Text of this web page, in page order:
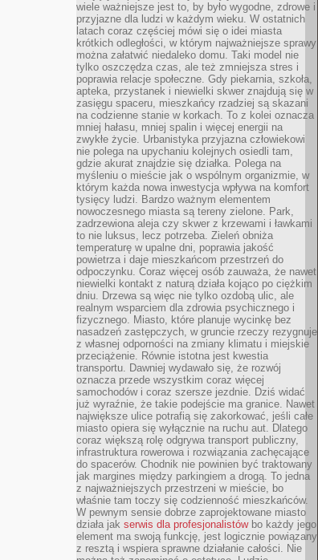
wiele ważniejsze jest to, by było wygodne, zdrowe i
przyjazne dla ludzi w każdym wieku. W ostatnich
latach coraz częściej mówi się o idei miasta
krótkich odległości, w którym najważniejsze sprawy
można załatwić niedaleko domu. Taki model nie
tylko oszczędza czas, ale też zmniejsza stres i
poprawia relacje społeczne. Gdy piekarnia, szkoła,
apteka, przystanek i niewielki skwer znajdują się w
zasięgu spaceru, mieszkańcy rzadziej są skazani
na codzienne stanie w korkach. To z kolei oznacza
mniej hałasu, mniej spalin i więcej energii na
zwykłe życie. Urbanistyka przyjazna człowiekowi
nie polega na upychaniu kolejnych osiedli tam,
gdzie akurat znajdzie się działka. Polega na
myśleniu o mieście jak o wspólnym organizmie, w
którym każda nowa inwestycja wpływa na komfort
tysięcy ludzi. Bardzo ważnym elementem
nowoczesnego miasta są tereny zielone. Park,
zadrzewiona aleja czy skwer z krzewami i ławkami
to nie luksus, lecz potrzeba. Zieleń obniża
temperaturę w upalne dni, poprawia jakość
powietrza i daje mieszkańcom przestrzeń do
odpoczynku. Coraz więcej osób zauważa, że nawet
niewielki kontakt z naturą działa kojąco po ciężkim
dniu. Drzewa są więc nie tylko ozdobą ulic, ale
realnym wsparciem dla zdrowia psychicznego i
fizycznego. Miasto, które planuje wycinkę bez
nasadzeń zastępczych, w gruncie rzeczy rezygnuje
z własnej odporności na zmiany klimatu i miejskie
przeciążenie. Równie istotna jest kwestia
transportu. Dawniej wydawało się, że rozwój
oznacza przede wszystkim coraz więcej
samochodów i coraz szersze jezdnie. Dziś widać
już wyraźnie, że takie podejście ma granice. Nawet
największe ulice potrafią się zakorkować, jeśli całe
miasto opiera się wyłącznie na ruchu aut. Dlatego
coraz większą rolę odgrywa transport publiczny,
infrastruktura rowerowa i rozwiązania zachęcające
do spacerów. Chodnik nie powinien być traktowany
jak margines między parkingiem a drogą. To jedna
z najważniejszych przestrzeni w mieście, bo
właśnie tam toczy się codzienność mieszkańców.
W pewnym sensie dobrze zaprojektowane miasto
działa jak serwis dla profesjonalistówbo każdy jego
element ma swoją funkcję, jest logicznie powiązany
z resztą i wspiera sprawne działanie całości. Nie